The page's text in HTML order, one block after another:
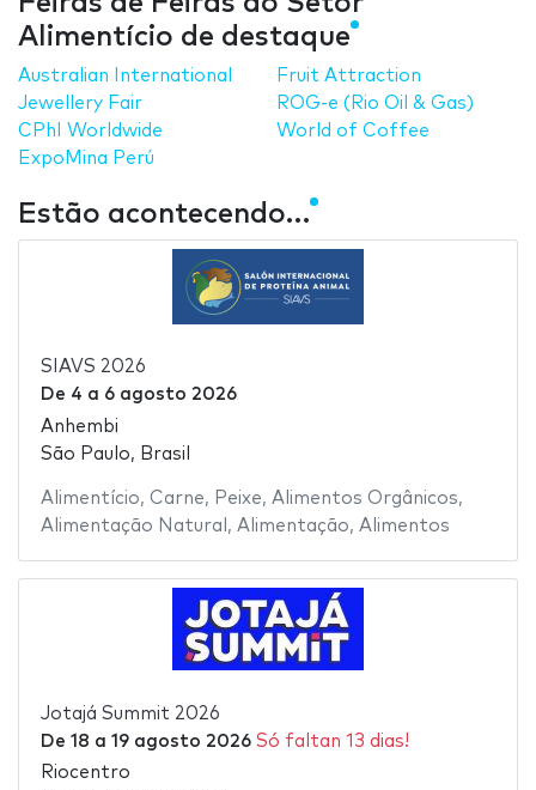
Alimentício de destaque
Australian International
Jewellery Fair
CPhI Worldwide
ExpoMina Perú
Fruit Attraction
ROG-e (Rio Oil & Gas)
World of Coffee
Estão acontecendo…
SIAVS 2026
De 4 a 6 agosto 2026
Anhembi
São Paulo, Brasil
Alimentício, Carne, Peixe, Alimentos Orgânicos,
Alimentação Natural , Alimentação, Alimentos
Jotajá Summit 2026
De 18 a 19 agosto 2026 Só faltan 13 dias!
Riocentro